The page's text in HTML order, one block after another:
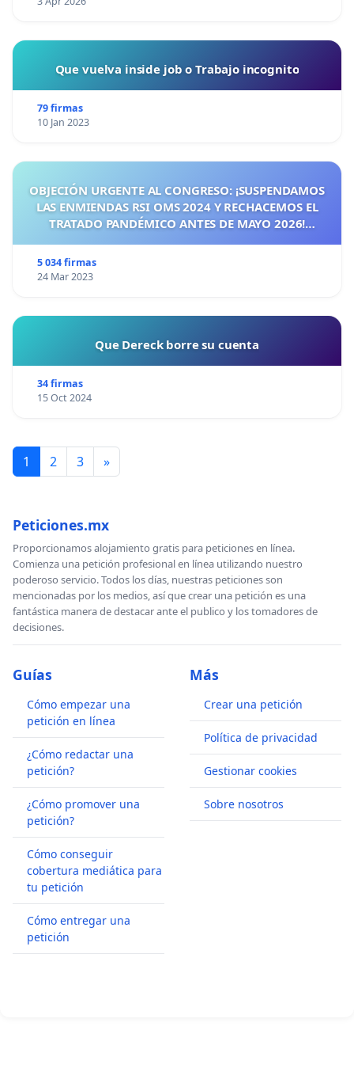
Que vuelva inside job o Trabajo incognito
79 firmas
10 Jan 2023
OBJECIÓN URGENTE AL CONGRESO: ¡SUSPENDAMOS
LAS ENMIENDAS RSI OMS 2024 Y RECHACEMOS EL
TRATADO PANDÉMICO ANTES DE MAYO 2026!
5 034 firmas
24 Mar 2023
Que Dereck borre su cuenta
34 firmas
15 Oct 2024
1 2 3 »
Peticiones.mx
Proporcionamos alojamiento gratis para peticiones en línea.
Comienza una petición profesional en línea utilizando nuestro
poderoso servicio. Todos los días, nuestras peticiones son
mencionadas por los medios, así que crear una petición es una
fantástica manera de destacar ante el publico y los tomadores de
decisiones.
Guías
Cómo empezar una
petición en línea
¿Cómo redactar una
petición?
¿Cómo promover una
petición?
Cómo conseguir
cobertura mediática para
tu petición
Cómo entregar una
petición
Más
Crear una petición
Política de privacidad
Gestionar cookies
Sobre nosotros